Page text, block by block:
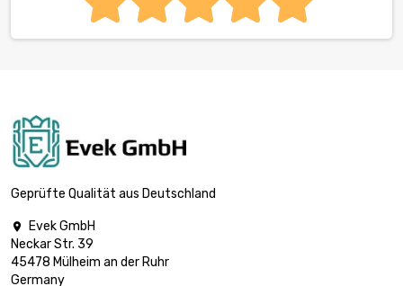
Geprüfte Qualität aus Deutschland

Evek GmbH
Neckar Str. 39
45478 Mülheim an der Ruhr
Germany